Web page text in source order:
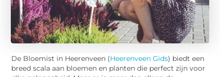
De Bloemist in Heerenveen (Heerenveen Gids) biedt een
breed scala aan bloemen en planten die perfect zijn voor